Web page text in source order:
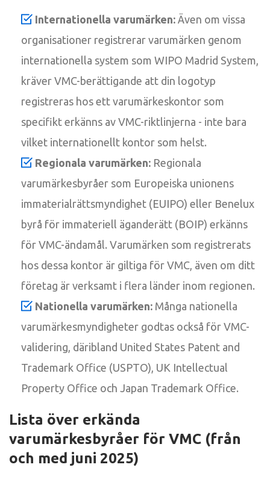
Internationella varumärken: Även om vissa
organisationer registrerar varumärken genom
internationella system som WIPO Madrid System,
kräver VMC-berättigande att din logotyp
registreras hos ett varumärkeskontor som
specifikt erkänns av VMC-riktlinjerna - inte bara
vilket internationellt kontor som helst.
Regionala varumärken: Regionala
varumärkesbyråer som Europeiska unionens
immaterialrättsmyndighet (EUIPO) eller Benelux
byrå för immateriell äganderätt (BOIP) erkänns
för VMC-ändamål. Varumärken som registrerats
hos dessa kontor är giltiga för VMC, även om ditt
företag är verksamt i flera länder inom regionen.
Nationella varumärken: Många nationella
varumärkesmyndigheter godtas också för VMC-
validering, däribland United States Patent and
Trademark Office (USPTO), UK Intellectual
Property Office och Japan Trademark Office.
Lista över erkända
varumärkesbyråer för VMC (från
och med juni 2025)